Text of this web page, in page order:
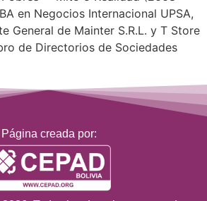
en Negocios Internacional UPSA,
General de Mainter S.R.L. y T Store
de Directorios de Sociedades
Página creada por: